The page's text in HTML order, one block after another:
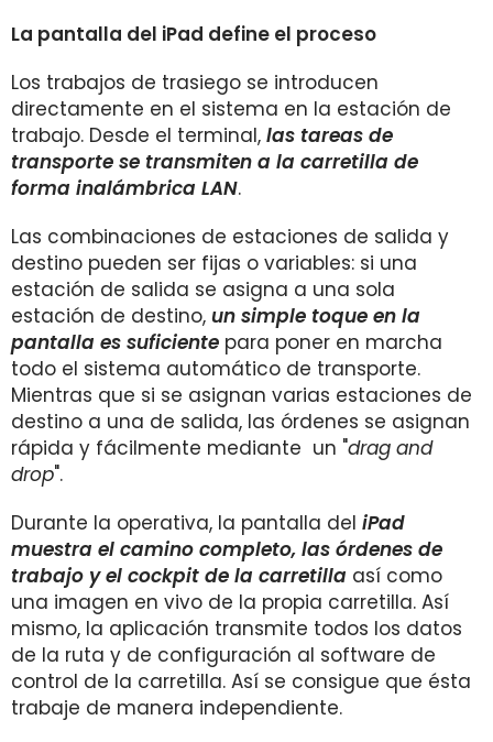
La pantalla del iPad define el proceso
Los trabajos de trasiego se introducen
directamente en el sistema en la estación de
trabajo. Desde el terminal, las tareas de
transporte se transmiten a la carretilla de
forma inalámbrica LAN.
Las combinaciones de estaciones de salida y
destino pueden ser fijas o variables: si una
estación de salida se asigna a una sola
estación de destino, un simple toque en la
pantalla es suficiente para poner en marcha
todo el sistema automático de transporte.
Mientras que si se asignan varias estaciones de
destino a una de salida, las órdenes se asignan
rápida y fácilmente mediante un "drag and
drop".
Durante la operativa, la pantalla del iPad
muestra el camino completo, las órdenes de
trabajo y el cockpit de la carretilla así como
una imagen en vivo de la propia carretilla. Así
mismo, la aplicación transmite todos los datos
de la ruta y de configuración al software de
control de la carretilla. Así se consigue que ésta
trabaje de manera independiente.